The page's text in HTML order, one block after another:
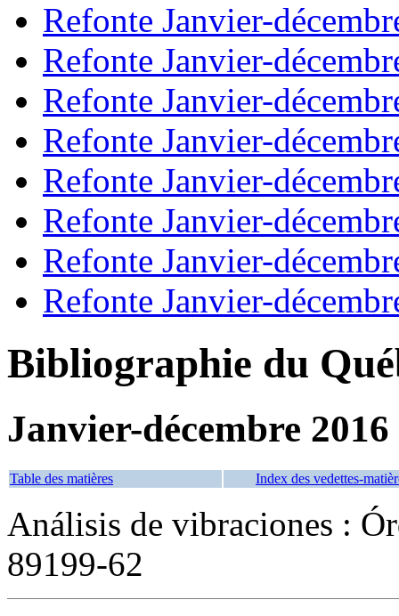
Refonte Janvier-
Refonte Janvier-
Refonte Janvier-
Refonte Janvier-
Refonte Janvier-
Refonte Janvier-
Refonte Janvier-
Refonte Janvier-
Bibliographie du
Janvier-décembre 2016
Table des matières Index des vedettes-
Análisis de vibraciones :
89199-62